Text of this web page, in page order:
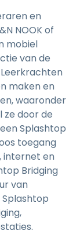
en
NOOK of
mobiel
van de
maken en
waaronder
ze door de
Splashtop
toegang
internet en
Bridging
van
Splashtop